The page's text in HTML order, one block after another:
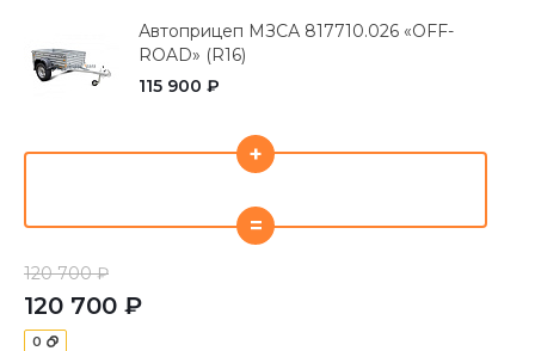
Автоприцеп МЗСА 817710.026 «OFF-
ROAD» (R16)
115 900 ₽
+
=
120 700 ₽
120 700 ₽
0